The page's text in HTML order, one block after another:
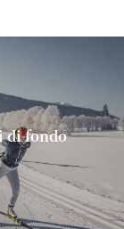
di fondo